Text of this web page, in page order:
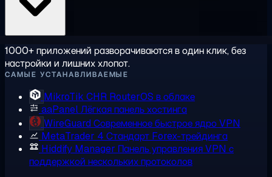
1000+ приложений разворачиваются в один клик, без
настройки и лишних хлопот.
САМЫЕ УСТАНАВЛИВАЕМЫЕ
MikroTik CHR RouterOS в облаке
aaPanelЛёгкая панель хостинга
WireGuard Современное быстрое ядро VPN
MetaTrader 4 Стандарт Forex-трейдинга
Hiddify Manager Панель управления VPN с
поддержкой нескольких протоколов